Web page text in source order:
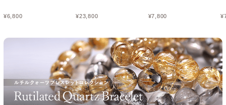
¥6,800 ¥23,800 ¥7,800 ¥